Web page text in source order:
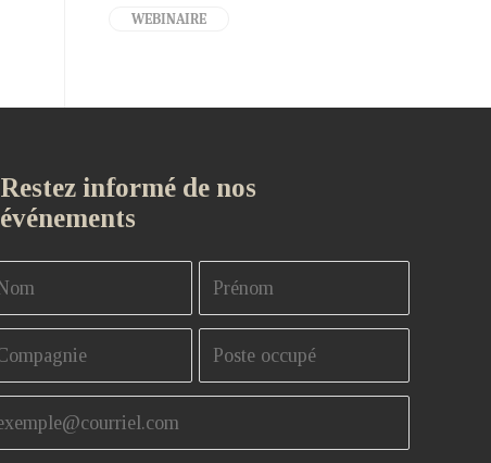
WEBINAIRE
Restez informé de nos
événements